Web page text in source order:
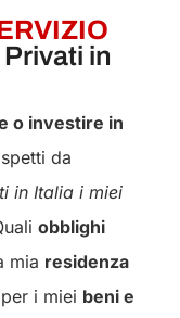
in
o investire in
da
in Italia i miei
obblighi
mia residenza
per i miei beni e